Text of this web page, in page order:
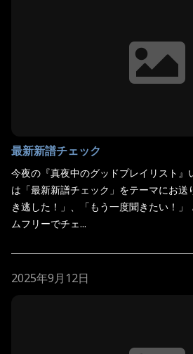
最新新譜チェック
今夜の『真夜中のグッドプレイリスト』
は「最新新譜チェック」をテーマにお
き逃した！」、「もう一度聞きたい！
ムフリーでチェ...
2025年9月12日